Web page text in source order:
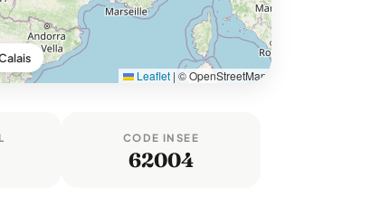
Leaflet | © OpenStreetMap
CODE INSEE
62004